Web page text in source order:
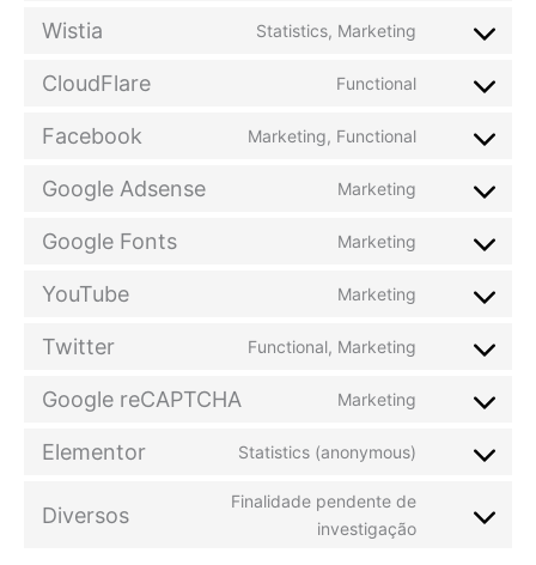
service
Wistia Statistics, Marketing
Consent
service
CloudFlare Functional
Consent
service
Facebook Marketing, Functional
Consent
service
Google Adsense Marketing
Consent
service
adsense
Google Fonts Marketing
Consent
service
YouTube Marketing
Consent
service
Twitter Functional, Marketing
Consent
service
Google reCAPTCHA Marketing
Consent
service
Elementor Statistics (anonymous)
Consent
service
Diversos
Finalidade pendente de
investigação
Consent